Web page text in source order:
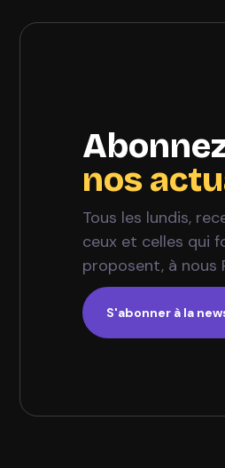
nos
Tous les lundis,
ceux et celles qui
proposent, à nous
S'abonner à la